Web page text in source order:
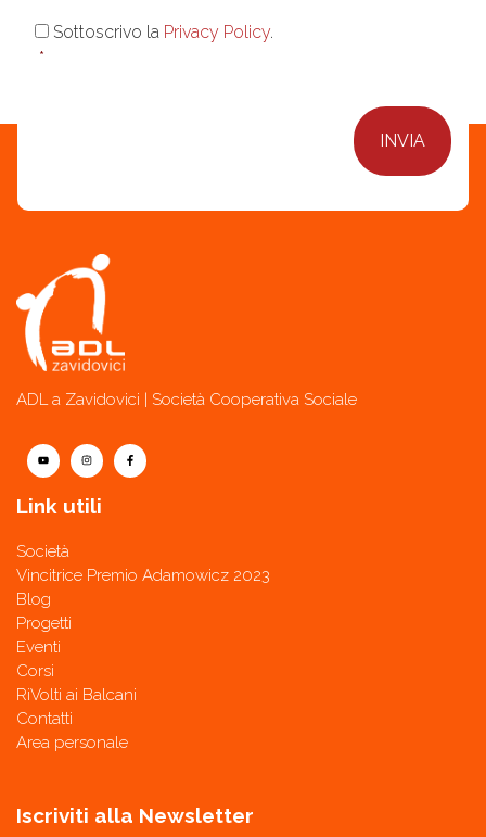
Consenso
Sottoscrivo la Privacy Policy.
*
ADL a Zavidovici | Società Cooperativa Sociale
Link utili
Società
Vincitrice Premio Adamowicz 2023
Blog
Progetti
Eventi
Corsi
RiVolti ai Balcani
Contatti
Area personale
Iscriviti alla Newsletter